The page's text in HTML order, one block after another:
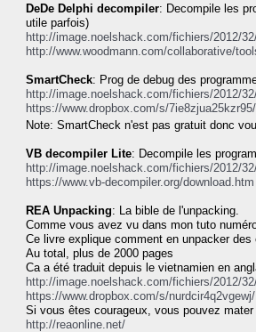
DeDe Delphi decompiler: Decompile les
utile parfois)
http://image.noelshack.com/fichiers/2012/
http://www.woodmann.com/collaborative/
SmartCheck: Prog de debug des
http://image.noelshack.com/fichiers/2012/
https://www.dropbox.com/s/
Note: SmartCheck n'est pas gratuit donc
VB decompiler Lite: Decompile les
http://image.noelshack.com/fichiers/2012/
https://www.vb-decompiler.org/download.htm
REA Unpacking: La bible de l'unpacking.
Comme vous avez vu dans mon tuto
Ce livre explique comment en unpacker
Au total, plus de 2000 pages
Ca a été traduit depuis le vietnamien en
http://image.noelshack.com/fichiers/2012/
https://www.dropbox.com/s/
Si vous êtes courageux, vous pouvez
http://reaonline.net/